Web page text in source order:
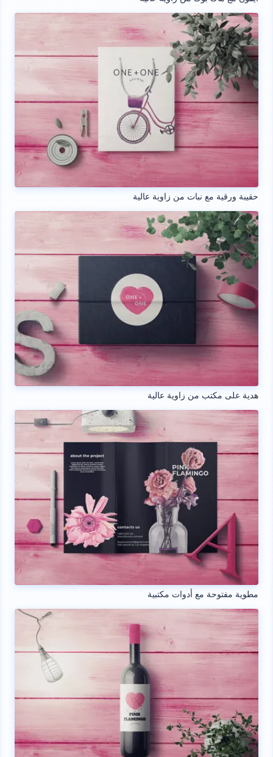
حقيبة ورقية مع نبات من زاوية عالية
هدية على مكتب من زاوية عالية
مطوية مفتوحة مع أدوات مكتبية